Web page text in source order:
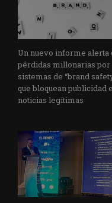
Un nuevo informe alerta
pérdidas millonarias por
sistemas de “brand
que bloquean publicidad
noticias legítimas